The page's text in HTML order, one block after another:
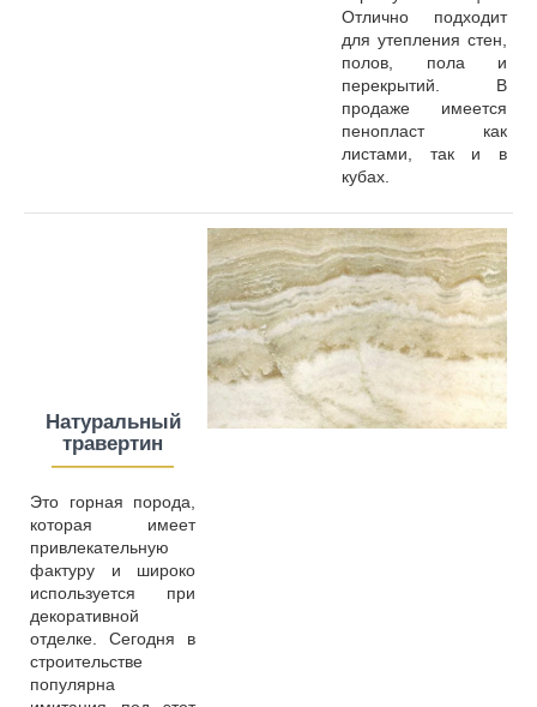
Отлично подходит
для утепления стен,
полов, пола и
перекрытий. В
продаже имеется
пенопласт как
листами, так и в
кубах.
Натуральный
травертин
——————
Это горная порода,
которая имеет
привлекательную
фактуру и широко
используется при
декоративной
отделке. Сегодня в
строительстве
популярна